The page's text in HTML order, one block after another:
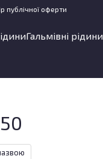
публічної оферти
Гальмівні рідини